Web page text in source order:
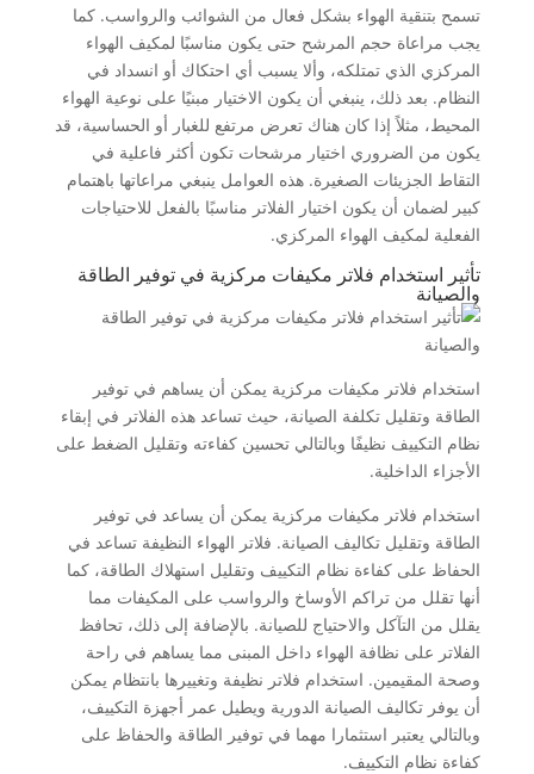
تسمح بتنقية الهواء بشكل فعال من الشوائب والرواسب. كما
يجب مراعاة حجم المرشح حتى يكون مناسبًا لمكيف الهواء
المركزي الذي تمتلكه، وألا يسبب أي احتكاك أو انسداد في
النظام. بعد ذلك، ينبغي أن يكون الاختيار مبنيًا على نوعية الهواء
المحيط، مثلاً إذا كان هناك تعرض مرتفع للغبار أو الحساسية، قد
يكون من الضروري اختيار مرشحات تكون أكثر فاعلية في
التقاط الجزيئات الصغيرة. هذه العوامل ينبغي مراعاتها باهتمام
كبير لضمان أن يكون اختيار الفلاتر مناسبًا بالفعل للاحتياجات
الفعلية لمكيف الهواء المركزي.
تأثير استخدام فلاتر مكيفات مركزية في توفير الطاقة
والصيانة
استخدام فلاتر مكيفات مركزية يمكن أن يساهم في توفير
الطاقة وتقليل تكلفة الصيانة، حيث تساعد هذه الفلاتر في إبقاء
نظام التكييف نظيفًا وبالتالي تحسين كفاءته وتقليل الضغط على
الأجزاء الداخلية.
استخدام فلاتر مكيفات مركزية يمكن أن يساعد في توفير
الطاقة وتقليل تكاليف الصيانة. فلاتر الهواء النظيفة تساعد في
الحفاظ على كفاءة نظام التكييف وتقليل استهلاك الطاقة، كما
أنها تقلل من تراكم الأوساخ والرواسب على المكيفات مما
يقلل من التآكل والاحتياج للصيانة. بالإضافة إلى ذلك، تحافظ
الفلاتر على نظافة الهواء داخل المبنى مما يساهم في راحة
وصحة المقيمين. استخدام فلاتر نظيفة وتغييرها بانتظام يمكن
أن يوفر تكاليف الصيانة الدورية ويطيل عمر أجهزة التكييف،
وبالتالي يعتبر استثمارا مهما في توفير الطاقة والحفاظ على
كفاءة نظام التكييف.